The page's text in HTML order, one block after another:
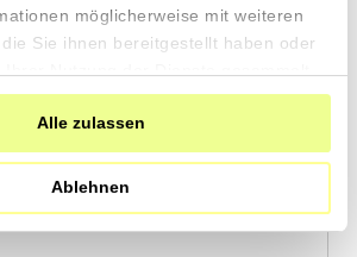
möglicherweise mit weiteren
Sie ihnen bereitgestellt haben oder
Alle zulassen
Ablehnen
Valdibella aus Camporeale,
In
den